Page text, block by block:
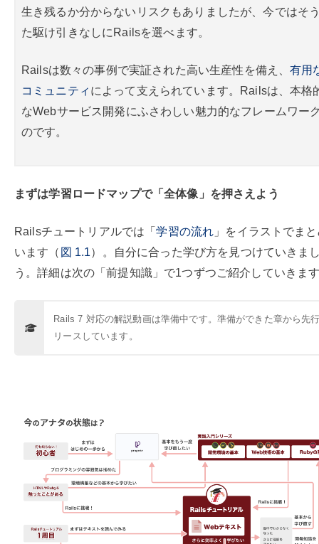
生き残るか分からないリスクもありましたが、今ではそ
た駆け引きなしにRailsを選べます。
Railsは数々の事例で実証された高い生産性を備え、有用
コミュニティ によって支えられています。Railsは、本格
なWebサービス開発にふさわしい魅力的なフレームワー
のです。
まずは学習ロードマップで「全体像」を押さえよう
Railsチュートリアルでは「学習の流れ 」をイラストでま
います（ 図 1.1）。自分に合った学び方を見つけていきま
う。詳細は次の「前提知識」で1つずつご紹介していきま
Rails 7 対応の解説動画は準備中です。準備ができた章から先
リースしています。